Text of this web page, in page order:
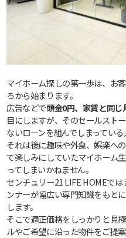
マイホーム探しの第一歩は、お
ろから始まります。
広告などで頭金0円、家賃と同じ
目にしますが、そのセールスト
ないローンを組んでしまってい
それは後に趣味や外食、娯楽へ
て楽しみにしていたマイホーム
ってしまいかねません。
センチュリー21 LIFE HOMEで
ンナーが幅広い専門知識をもと
します。
そこで適正価格をしっかりと見
ルやご希望に沿った物件をご提